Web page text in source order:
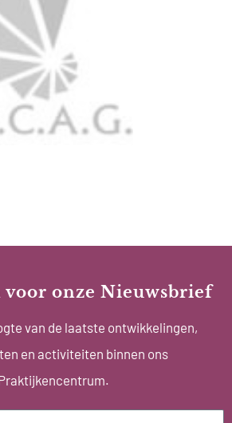
onze Nieuwsbrief
van de laatste ontwikkelingen,
en activiteiten binnen ons